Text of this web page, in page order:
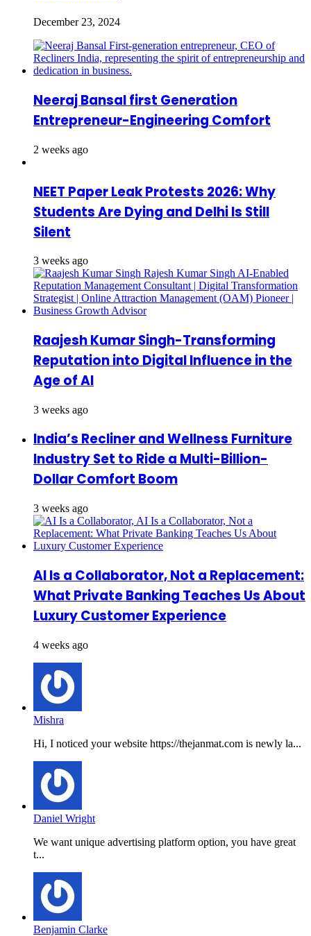
December 23, 2024
Neeraj Bansal first Generation
Entrepreneur-Engineering Comfort
2 weeks ago
NEET Paper Leak Protests 2026: Why
Students Are Dying and Delhi Is Still
Silent
3 weeks ago
Raajesh Kumar Singh-Transforming
Reputation into Digital Influence in the
Age of AI
3 weeks ago
India’s Recliner and Wellness Furniture
Industry Set to Ride a Multi-Billion-
Dollar Comfort Boom
3 weeks ago
AI Is a Collaborator, Not a Replacement:
What Private Banking Teaches Us About
Luxury Customer Experience
4 weeks ago
Mishra
Hi, I noticed your website https://thejanmat.com is newly la...
Daniel Wright
We want unique advertising platform option, you have great
t...
Benjamin Clarke